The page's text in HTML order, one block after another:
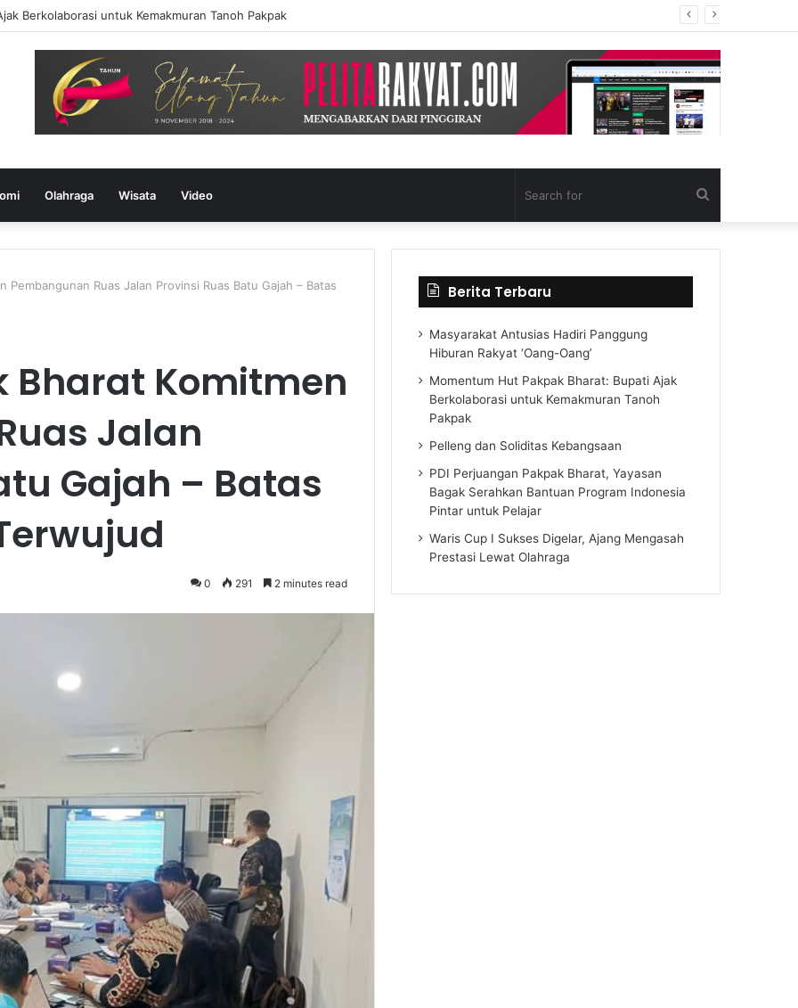
Berkolaborasi untuk Kemakmuran Tanoh Pakpak
Olahraga Wisata Video
for
Pembangunan Ruas Jalan Provinsi Ruas Batu Gajah – Batas
Bharat Komitmen
Jalan
Gajah – Batas
0 291 2 minutes read
Berita Terbaru
Masyarakat Antusias Hadiri Panggung
Hiburan Rakyat ‘Oang-Oang’
Momentum Hut Pakpak Bharat: Bupati Ajak
Berkolaborasi untuk Kemakmuran Tanoh
Pakpak
Pelleng dan Soliditas Kebangsaan
PDI Perjuangan Pakpak Bharat, Yayasan
Bagak Serahkan Bantuan Program Indonesia
Pintar untuk Pelajar
Waris Cup I Sukses Digelar, Ajang Mengasah
Prestasi Lewat Olahraga